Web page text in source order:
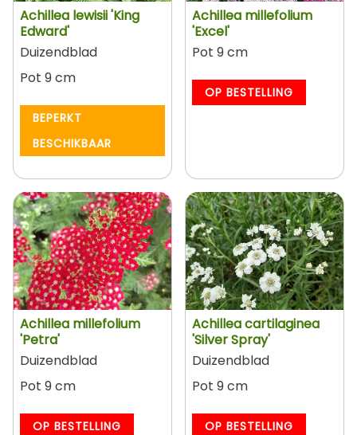
Achillea lewisii 'King
Edward'
Duizendblad
Pot 9 cm
BEPERKT
BESCHIKBAAR
Achillea millefolium
'Excel'
Pot 9 cm
OP BESTELLING
Achillea millefolium
'Petra'
Duizendblad
Pot 9 cm
OP BESTELLING
Achillea cartilaginea
'Silver Spray'
Duizendblad
Pot 9 cm
OP BESTELLING